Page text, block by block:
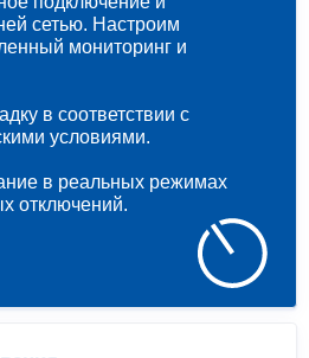
сетью. Настроим
мониторинг и
в соответствии с
условиями.
в реальных режимах
отключений.